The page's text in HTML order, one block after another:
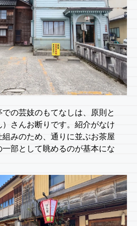
の芸妓のもてなしは、原則と
）さんお断りです。紹介がなけ
みのため、通りに並ぶお茶屋
部として眺めるのが基本にな